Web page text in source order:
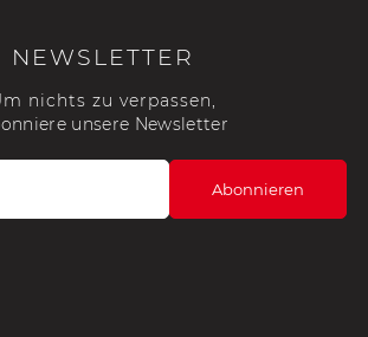
NEWSLETTER
nichts zu verpassen,
unsere Newsletter